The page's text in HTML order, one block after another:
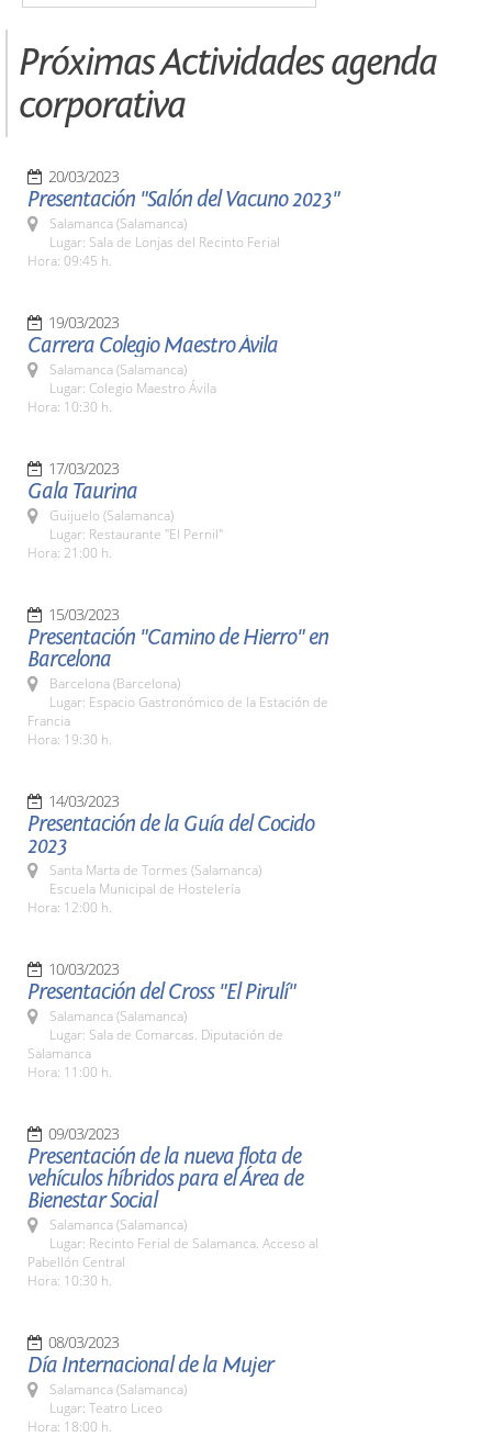
Próximas Actividades agenda
corporativa
20/03/2023
Presentación "Salón del Vacuno 2023"
Salamanca (Salamanca)
Lugar: Sala de Lonjas del Recinto Ferial
Hora: 09:45 h.
19/03/2023
Carrera Colegio Maestro Ávila
Salamanca (Salamanca)
Lugar: Colegio Maestro Ávila
Hora: 10:30 h.
17/03/2023
Gala Taurina
Guijuelo (Salamanca)
Lugar: Restaurante "El Pernil"
Hora: 21:00 h.
15/03/2023
Presentación "Camino de Hierro" en
Barcelona
Barcelona (Barcelona)
Lugar: Espacio Gastronómico de la Estación de
Francia
Hora: 19:30 h.
14/03/2023
Presentación de la Guía del Cocido
2023
Santa Marta de Tormes (Salamanca)
Escuela Municipal de Hostelería
Hora: 12:00 h.
10/03/2023
Presentación del Cross "El Pirulí"
Salamanca (Salamanca)
Lugar: Sala de Comarcas. Diputación de
Salamanca
Hora: 11:00 h.
09/03/2023
Presentación de la nueva flota de
vehículos híbridos para el Área de
Bienestar Social
Salamanca (Salamanca)
Lugar: Recinto Ferial de Salamanca. Acceso al
Pabellón Central
Hora: 10:30 h.
08/03/2023
Día Internacional de la Mujer
Salamanca (Salamanca)
Lugar: Teatro Liceo
Hora: 18:00 h.